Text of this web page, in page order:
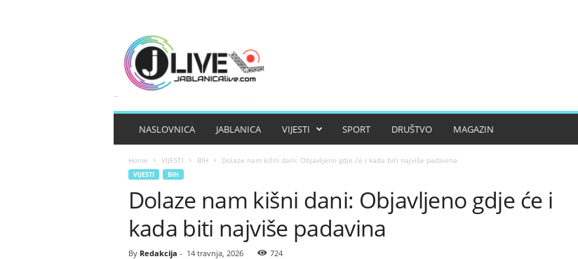
NASLOVNICA JABLANICA VIJESTI SPORT DRUŠTVO MAGAZIN
Home VIJESTI BIH Dolaze nam kišni dani: Objavljeno gdje će i kada biti najviše padavina
VIJESTI BIH
Dolaze nam kišni dani: Objavljeno gdje će i
kada biti najviše padavina
By Redakcija - 14 travnja, 2026 724